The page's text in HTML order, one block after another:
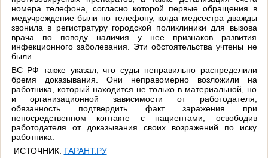
номера телефона, согласно которой первые обращения в
медучреждение были по телефону, когда медсестра дважды
звонила в регистратуру городской поликлиники для вызова
врача по поводу наличия у нее признаков развития
инфекционного заболевания. Эти обстоятельства учтены не
были.
ВС РФ также указал, что суды неправильно распределили
бремя доказывания. Они неправомерно возложили на
работника, который находится не только в материальной, но
и организационной зависимости от работодателя,
обязанность подтвердить факт заражения при
непосредственном контакте с пациентами, освободив
работодателя от доказывания своих возражений по иску
работника.
ИСТОЧНИК: ГАРАНТ.РУ